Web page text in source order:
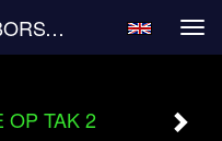
Angeline Rijkeboer - ROODBORSTJE OP TAK 2
OP TAK 2